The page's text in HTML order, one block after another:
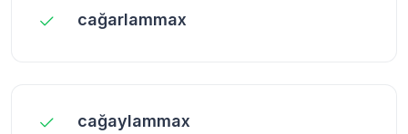
cağarlammax
cağaylammax